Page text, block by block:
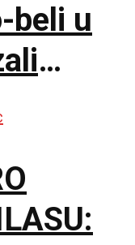
beli u
u